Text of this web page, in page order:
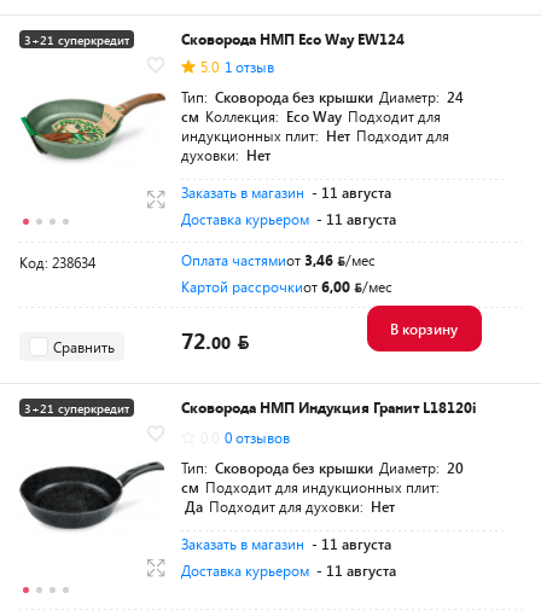
3+21 суперкредит
Сковорода НМП Eco Way EW124
5.0 1 отзыв
Тип: Сковорода без крышки Диаметр: 24
см Коллекция: Eco Way Подходит для
индукционных плит: Нет Подходит для
духовки: Нет
Заказать в магазин - 11 августа
Доставка курьером - 11 августа
Код: 238634 Оплата частямиот3,46
/мес
Картой рассрочкиот6,00 /мес
Сравнить 72.00
В корзину
3+21 суперкредит
Сковорода НМП Индукция Гранит L18120i
0 отзывов
Тип: Сковорода без крышки Диаметр: 20
см Подходит для индукционных плит:
Да Подходит для духовки: Нет
Заказать в магазин - 11 августа
Доставка курьером - 11 августа